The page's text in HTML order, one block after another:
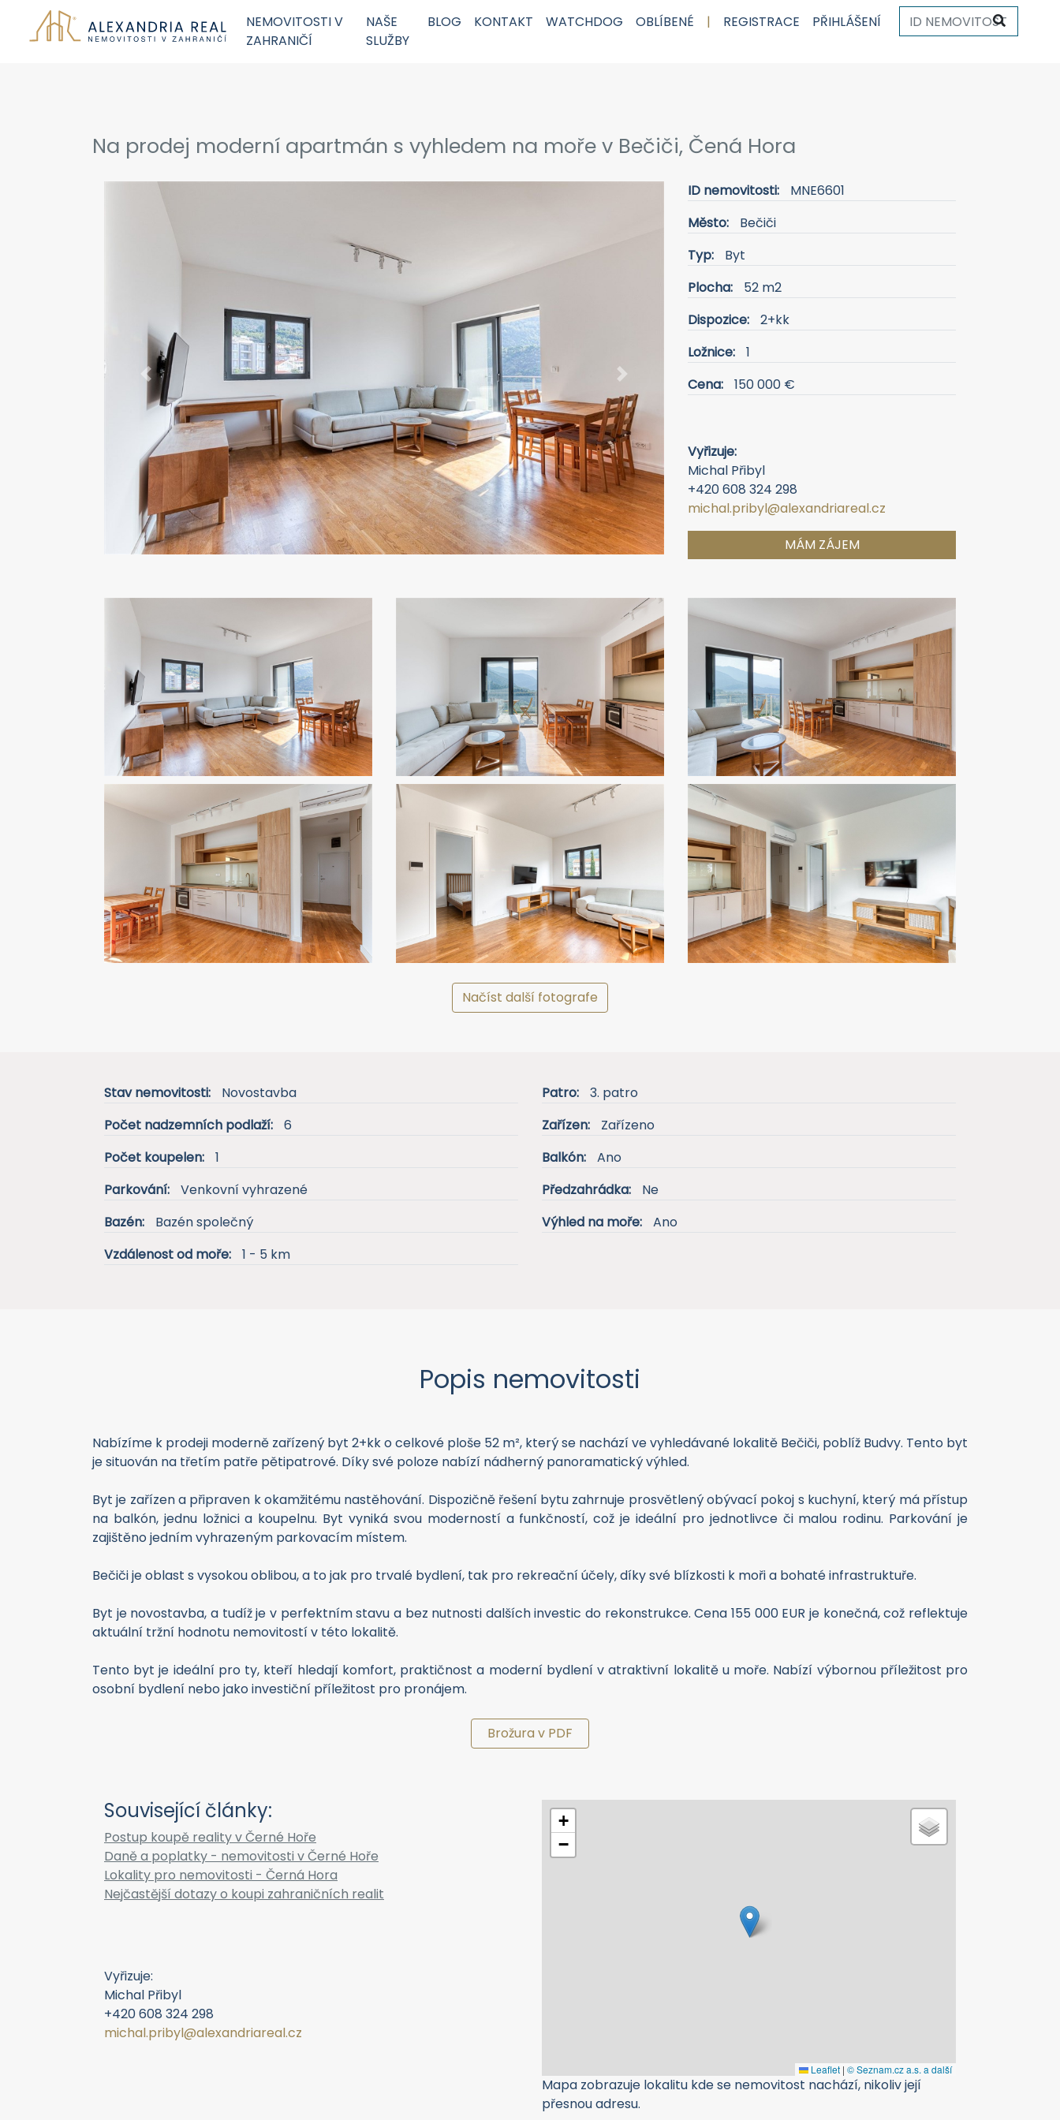
NEMOVITOSTI V
ZAHRANIČÍ
NAŠE
SLUŽBY
BLOG KONTAKT WATCHDOG OBLÍBENÉ | REGISTRACE PŘIHLÁŠENÍ
Na prodej moderní apartmán s vyhledem na moře v Bečiči, Čená Hora
Previous Next
ID nemovitosti:
MNE6601
Město:
Bečiči
Typ:
Byt
Plocha:
52 m2
Dispozice:
2+kk
Ložnice:
1
Cena:
150 000 €
Vyřizuje:
Michal Přibyl
+420 608 324 298
michal.pribyl@alexandriareal.cz
MÁM ZÁJEM
Načíst další fotografe
Stav nemovitosti: Novostavba Patro:
3. patro
Počet nadzemních podlaží:
6 Zařízen:
Zařízeno
Počet koupelen:
1 Balkón:
Ano
Parkování:
Venkovní vyhrazené Předzahrádka:
Ne
Bazén:
Bazén společný Výhled na moře:
Ano
Vzdálenost od moře:
1 - 5 km
Popis nemovitosti
Nabízíme k prodeji moderně zařízený byt 2+kk o celkové ploše 52 m², který se nachází ve vyhledávané lokalitě Bečiči, poblíž Budvy. Tento byt
je situován na třetím patře pětipatrové. Díky své poloze nabízí nádherný panoramatický výhled.
Byt je zařízen a připraven k okamžitému nastěhování. Dispozičně řešení bytu zahrnuje prosvětlený obývací pokoj s kuchyní, který má přístup
na balkón, jednu ložnici a koupelnu. Byt vyniká svou moderností a funkčností, což je ideální pro jednotlivce či malou rodinu. Parkování je
zajištěno jedním vyhrazeným parkovacím místem.
Bečiči je oblast s vysokou oblibou, a to jak pro trvalé bydlení, tak pro rekreační účely, díky své blízkosti k moři a bohaté infrastruktuře.
Byt je novostavba, a tudíž je v perfektním stavu a bez nutnosti dalších investic do rekonstrukce. Cena 155 000 EUR je konečná, což reflektuje
aktuální tržní hodnotu nemovitostí v této lokalitě.
Tento byt je ideální pro ty, kteří hledají komfort, praktičnost a moderní bydlení v atraktivní lokalitě u moře. Nabízí výbornou příležitost pro
osobní bydlení nebo jako investiční příležitost pro pronájem.
Brožura v PDF
Související články:
Postup koupě reality v Černé Hoře
Daně a poplatky - nemovitosti v Černé Hoře
Lokality pro nemovitosti - Černá Hora
Nejčastější dotazy o koupi zahraničních realit
Vyřizuje:
Michal Přibyl
+420 608 324 298
michal.pribyl@alexandriareal.cz
+
−
Leaflet | © Seznam.cz a.s. a další
Mapa zobrazuje lokalitu kde se nemovitost nachází, nikoliv její
přesnou adresu.